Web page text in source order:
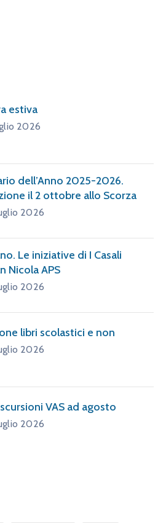
estiva
2026
dell’Anno 2025-2026.
il 2 ottobre allo Scorza
2026
Le iniziative di I Casali
Nicola APS
2026
libri scolastici e non
2026
VAS ad agosto
2026